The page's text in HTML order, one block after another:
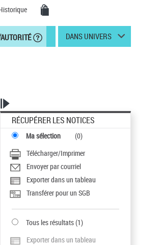
DANS UNIVERS
RÉCUPÉRER LES NOTICES
Ma sélection (0)
Télécharger/Imprimer
Envoyer par courriel
Exporter dans un tableau
Transférer pour un SGB
Tous les résultats(1)
Exporter dans un tableau